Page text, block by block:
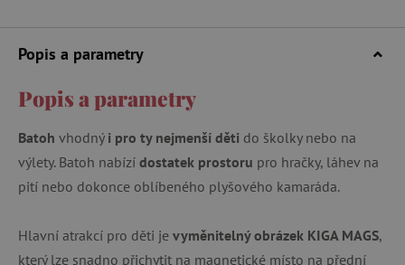
Popis a parametry
Popis a parametry
Batoh vhodný i pro ty nejmenší děti do školky nebo na
výlety. Batoh nabízí dostatek prostoru pro hračky, láhev na
pití nebo dokonce oblíbeného plyšového kamaráda.
Hlavní atrakcí pro děti je vyměnitelný obrázek KIGA MAGS,
který lze snadno přichytit na magnetické místo na přední